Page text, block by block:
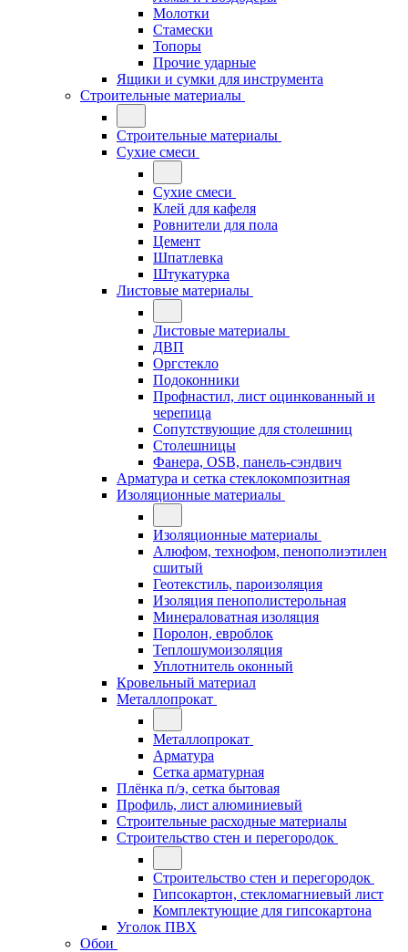
Молотки
Стамески
Топоры
Прочие ударные
Ящики и сумки для инструмента
Строительные материалы
Строительные материалы
Сухие смеси
Сухие смеси
Клей для кафеля
Ровнители для пола
Цемент
Шпатлевка
Штукатурка
Листовые материалы
Листовые материалы
ДВП
Оргстекло
Подоконники
Профнастил, лист оцинкованный и
черепица
Сопутствующие для столешниц
Столешницы
Фанера, OSB, панель-сэндвич
Арматура и сетка стеклокомпозитная
Изоляционные материалы
Изоляционные материалы
Алюфом, технофом, пенополиэтилен
сшитый
Геотекстиль, пароизоляция
Изоляция пенополистерольная
Минераловатная изоляция
Поролон, евроблок
Теплошумоизоляция
Уплотнитель оконный
Кровельный материал
Металлопрокат
Металлопрокат
Арматура
Сетка арматурная
Плёнка п/э, сетка бытовая
Профиль, лист алюминиевый
Строительные расходные материалы
Строительство стен и перегородок
Строительство стен и перегородок
Гипсокартон, стекломагниевый лист
Комплектующие для гипсокартона
Уголок ПВХ
Обои